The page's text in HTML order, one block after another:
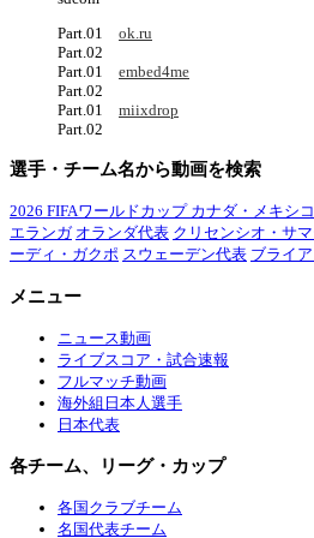
Part.01 ok.ru
Part.02
Part.01 embed4me
Part.02
Part.01 miixdrop
Part.02
選手・チーム名から動画を検索
2026 FIFAワールドカップ カナダ・メキシ
エランガ オランダ代表 クリセンシオ・サ
ーディ・ガクポ スウェーデン代表 ブライ
メニュー
ニュース動画
ライブスコア・試合速報
フルマッチ動画
海外組日本人選手
日本代表
各チーム、リーグ・カップ
各国クラブチーム
名国代表チーム